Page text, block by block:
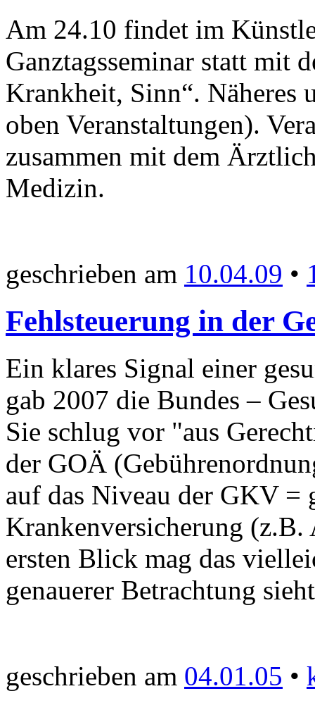
Am 24.10 findet im
Ganztagsseminar statt mit
Krankheit, Sinn“. Näheres
oben Veranstaltungen).
zusammen mit dem
Medizin.
geschrieben am 10.04.09 •
Fehlsteuerung in der
Ein klares Signal einer
gab 2007 die Bundes –
Sie schlug vor "aus
der GOÄ
auf das Niveau der GKV =
Krankenversicherung
ersten Blick mag das
genauerer Betrachtung
geschrieben am 04.01.05 •